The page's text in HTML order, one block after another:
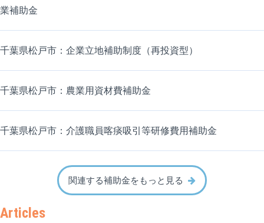
業補助金
千葉県松戸市：企業立地補助制度（再投資型）
千葉県松戸市：農業用資材費補助金
千葉県松戸市：介護職員喀痰吸引等研修費用補助金
関連する補助金をもっと見る